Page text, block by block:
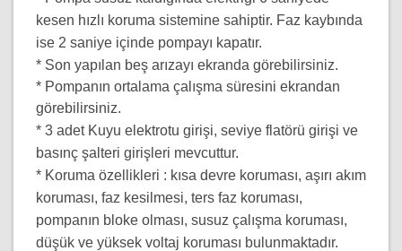
kesen hızlı koruma sistemine sahiptir. Faz kaybında
ise 2 saniye içinde pompayı kapatır.
* Son yapılan beş arızayı ekranda görebilirsiniz.
* Pompanın ortalama çalışma süresini ekrandan
görebilirsiniz.
* 3 adet Kuyu elektrotu girişi, seviye flatörü girişi ve
basınç şalteri girişleri mevcuttur.
* Koruma özellikleri : kısa devre koruması, aşırı akım
koruması, faz kesilmesi, ters faz koruması,
pompanın bloke olması, susuz çalışma koruması,
düşük ve yüksek voltaj koruması bulunmaktadır.